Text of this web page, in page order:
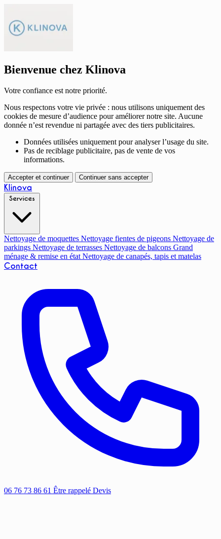
Bienvenue chez Klinova
Votre confiance est notre priorité.
Nous respectons votre vie privée : nous utilisons uniquement des
cookies de mesure d’audience pour améliorer notre site. Aucune
donnée n’est revendue ni partagée avec des tiers publicitaires.
Données utilisées uniquement pour analyser l’usage du site.
Pas de reciblage publicitaire, pas de vente de vos
informations.
Accepter et continuer Continuer sans accepter
Klinova
Nettoyage de moquettes Nettoyage fientes de pigeons Nettoyage de
parkings Nettoyage de terrasses Nettoyage de balcons Grand
ménage & remise en état Nettoyage de canapés, tapis et matelas
Contact
06 76 73 86 61 Être rappelé Devis